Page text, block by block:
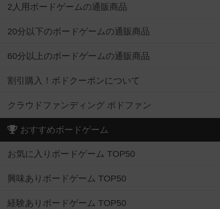
2人用ボードゲームの通販商品
20分以下のボードゲームの通販商品
60分以上のボードゲームの通販商品
割引購入！ボドクーポンについて
クラウドファンディング ボドファン
おすすめボードゲーム
お気に入りボードゲーム TOP50
興味ありボードゲーム TOP50
経験ありボードゲーム TOP50